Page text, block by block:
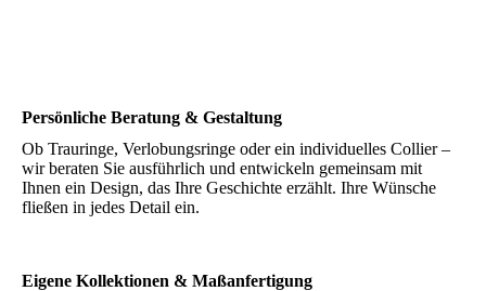
Persönliche Beratung & Gestaltung
Ob Trauringe, Verlobungsringe oder ein individuelles Collier –
wir beraten Sie ausführlich und entwickeln gemeinsam mit
Ihnen ein Design, das Ihre Geschichte erzählt. Ihre Wünsche
fließen in jedes Detail ein.
Eigene Kollektionen & Maßanfertigung